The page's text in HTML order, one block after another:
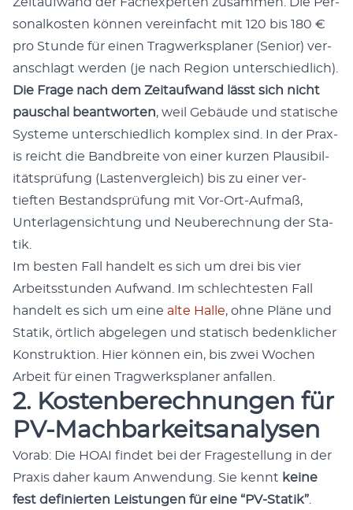
son­alkosten kön­nen vere­in­facht mit 120 bis 180 €
pro Stunde für einen Trag­w­erk­s­plan­er (Senior) ver­
an­schlagt wer­den (je nach Region unter­schiedlich).
Die Frage nach dem Zeitaufwand lässt sich nicht
pauschal beant­worten, weil Gebäude und sta­tis­che
Sys­teme unter­schiedlich kom­plex sind. In der Prax­
is reicht die Band­bre­ite von ein­er kurzen Plau­si­bil­
ität­sprü­fung (Las­ten­ver­gle­ich) bis zu ein­er ver­
tieften Bestand­sprü­fung mit Vor-Ort-Auf­maß,
Unter­la­gen­sich­tung und Neu­berech­nung der Sta­
tik.
Im besten Fall han­delt es sich um drei bis vier
Arbeitsstun­den Aufwand. Im schlecht­esten Fall
han­delt es sich um eine alte Halle, ohne Pläne und
Sta­tik, örtlich abgele­gen und sta­tisch beden­klich­er
Kon­struk­tion. Hier kön­nen ein, bis zwei Wochen
Arbeit für einen Trag­w­erk­s­plan­er anfall­en.
2. Kostenberechnungen für
PV-Machbarkeitsanalysen
Vor­ab: Die HOAI find­et bei der Fragestel­lung in der
Prax­is daher kaum Anwen­dung. Sie ken­nt keine
fest definierten Leis­tun­gen für eine “PV-Sta­tik”